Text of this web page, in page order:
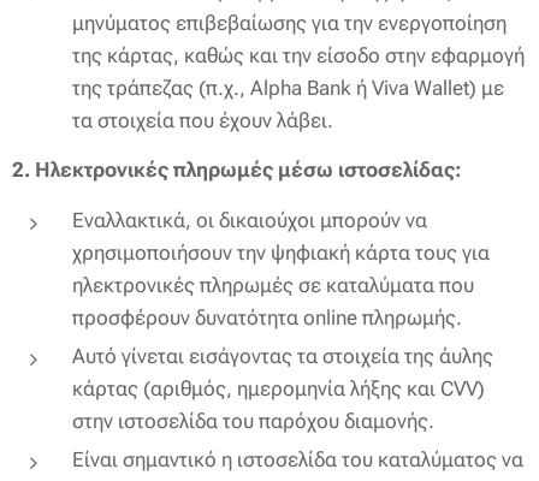
μηνύματος επιβεβαίωσης για την ενεργοποίηση
της κάρτας, καθώς και την είσοδο στην εφαρμογή
της τράπεζας (π.χ., Alpha Bank ή Viva Wallet) με
τα στοιχεία που έχουν λάβει.
2. Ηλεκτρονικές πληρωμές μέσω ιστοσελίδας:
Εναλλακτικά, οι δικαιούχοι μπορούν να
χρησιμοποιήσουν την ψηφιακή κάρτα τους για
ηλεκτρονικές πληρωμές σε καταλύματα που
προσφέρουν δυνατότητα online πληρωμής.
Αυτό γίνεται εισάγοντας τα στοιχεία της άυλης
κάρτας (αριθμός, ημερομηνία λήξης και CVV)
στην ιστοσελίδα του παρόχου διαμονής.
Είναι σημαντικό η ιστοσελίδα του καταλύματος να